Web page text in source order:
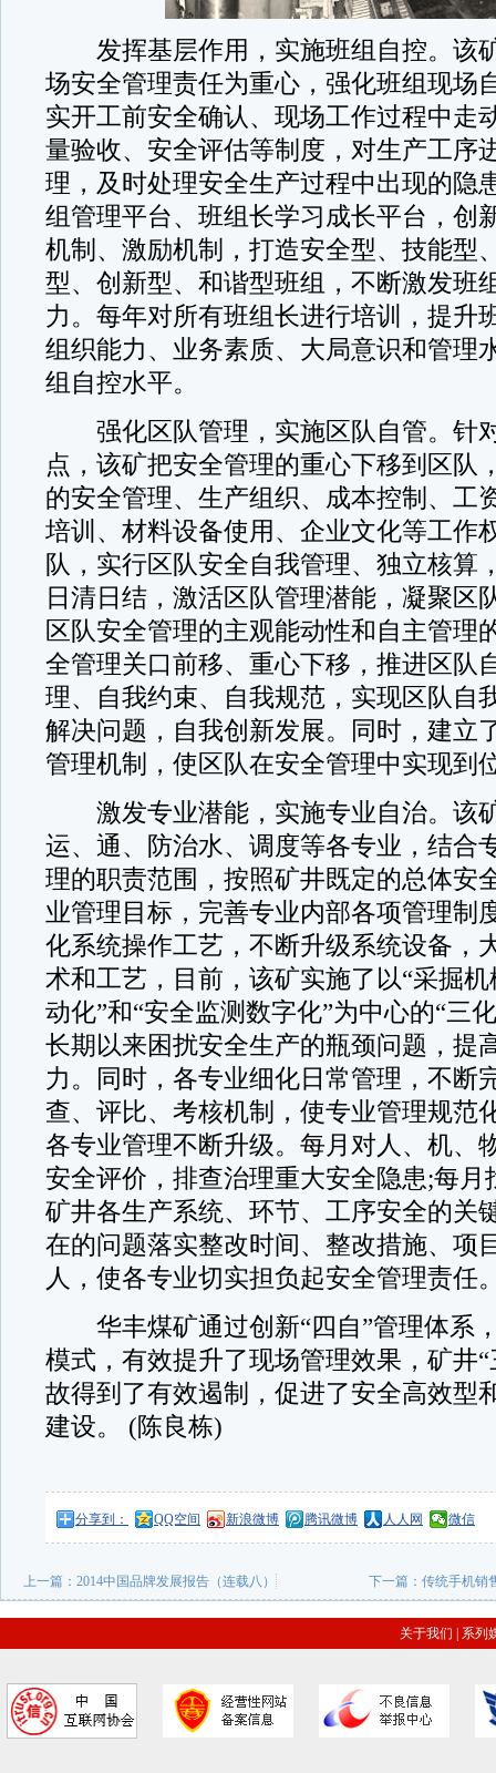
发挥基层作用，实施班组自控。该
场安全管理责任为重心，强化班组现场
实开工前安全确认、现场工作过程中走
量验收、安全评估等制度，对生产工序
理，及时处理安全生产过程中出现的隐
组管理平台、班组长学习成长平台，创
机制、激励机制，打造安全型、技能型
型、创新型、和谐型班组，不断激发班
力。每年对所有班组长进行培训，提升
组织能力、业务素质、大局意识和管理
组自控水平。
强化区队管理，实施区队自管。针
点，该矿把安全管理的重心下移到区队
的安全管理、生产组织、成本控制、工
培训、材料设备使用、企业文化等工作
队，实行区队安全自我管理、独立核算
日清日结，激活区队管理潜能，凝聚区
区队安全管理的主观能动性和自主管理
全管理关口前移、重心下移，推进区队
理、自我约束、自我规范，实现区队自
解决问题，自我创新发展。同时，建立
管理机制，使区队在安全管理中实现到
激发专业潜能，实施专业自治。该
运、通、防治水、调度等各专业，结合
理的职责范围，按照矿井既定的总体安
业管理目标，完善专业内部各项管理制
化系统操作工艺，不断升级系统设备，
术和工艺，目前，该矿实施了以“采掘机
动化”和“安全监测数字化”为中心的“三
长期以来困扰安全生产的瓶颈问题，提
力。同时，各专业细化日常管理，不断
查、评比、考核机制，使专业管理规范
各专业管理不断升级。每月对人、机、
安全评价，排查治理重大安全隐患;每月
矿井各生产系统、环节、工序安全的关
在的问题落实整改时间、整改措施、项
人，使各专业切实担负起安全管理责任
华丰煤矿通过创新“四自”管理体系
模式，有效提升了现场管理效果，矿井
故得到了有效遏制，促进了安全高效型
建设。 (陈良栋)
分享到： QQ空间 新浪微博 腾讯微博 人人网 微信
上一篇： 2014中国品牌发展报告（连载八） 下一篇：传统手机销
关于我们 系列